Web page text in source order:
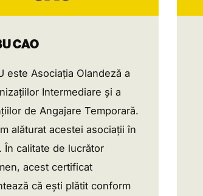
CAO
este Asociația Olandeză a
Intermediare și a
de Angajare Temporară.
alăturat acestei asociații în
În calitate de lucrător
acest certificat
că ești plătit conform